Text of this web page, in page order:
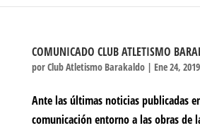
COMUNICADO CLUB ATLETISMO
porClub Atletismo Barakaldo| Ene 24, 2019
Ante las últimas noticias publicadas
comunicación entorno a las obras de